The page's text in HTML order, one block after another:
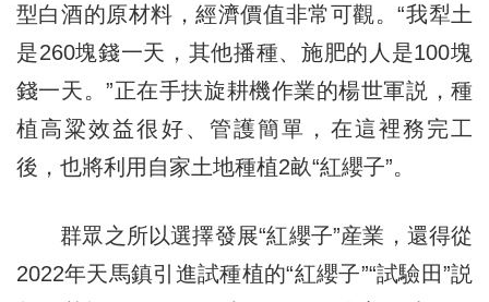
型白酒的原材料，經濟價值非常可觀。“我犁土
是260塊錢一天，其他播種、施肥的人是100塊
錢一天。”正在手扶旋耕機作業的楊世軍説，種
植高粱效益很好、管護簡單，在這裡務完工
後，也將利用自家土地種植2畝“紅纓子”。
群眾之所以選擇發展“紅纓子”産業，還得從
2022年天馬鎮引進試種植的“紅纓子”“試驗田”説